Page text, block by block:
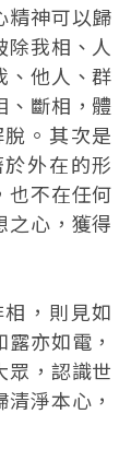
精神可以歸
我相、人
、他人、群
、斷相，體
。其次是
外在的形
也不在任何
之心，獲得
，則見如
亦如電，
眾，認識世
淨本心，